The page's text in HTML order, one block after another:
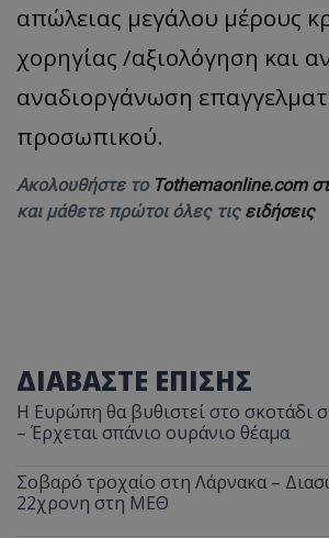
απώλειας μεγάλου μέρους
χορηγίας /αξιολόγηση και
αναδιοργάνωση
προσωπικού.
Ακολουθήστε το Tothemaonline.com
και μάθετε πρώτοι όλες τις ειδήσεις
ΔΙΑΒΑΣΤΕ ΕΠΙΣΗΣ
Η Ευρώπη θα βυθιστεί στο σκοτάδι
– Έρχεται σπάνιο ουράνιο θέαμα
Σοβαρό τροχαίο στη Λάρνακα –
22χρονη στη ΜΕΘ